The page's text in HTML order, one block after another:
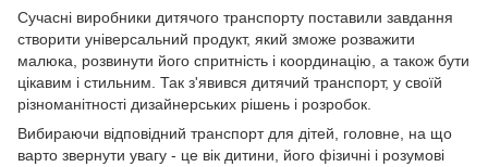
Сучасні виробники дитячого транспорту поставили завдання
створити універсальний продукт, який зможе розважити
малюка, розвинути його спритність і координацію, а також бути
цікавим і стильним. Так з'явився дитячий транспорт, у своїй
різноманітності дизайнерських рішень і розробок.
Вибираючи відповідний транспорт для дітей, головне, на що
варто звернути увагу - це вік дитини, його фізичні і розумові